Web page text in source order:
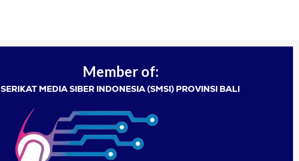
Member of:
SERIKAT MEDIA SIBER INDONESIA (SMSI) PROVINSI BALI